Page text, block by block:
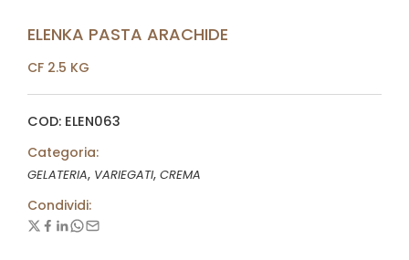
ELENKA PASTA ARACHIDE
CF 2.5 KG
COD: ELEN063
Categoria:
GELATERIA, VARIEGATI, CREMA
Condividi: